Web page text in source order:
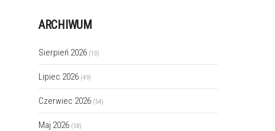
ARCHIWUM
Sierpień 2026 (10)
Lipiec 2026 (49)
Czerwiec 2026 (54)
Maj 2026 (58)